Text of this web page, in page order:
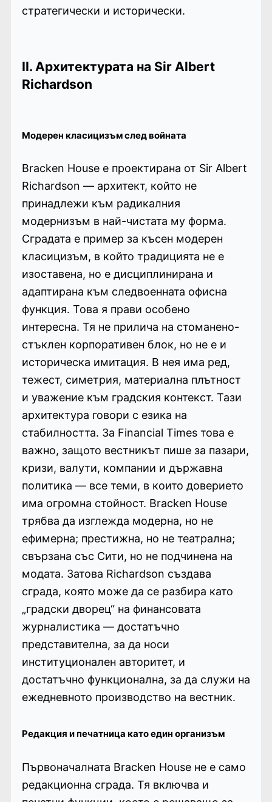
стратегически и исторически.
II. Архитектурата на Sir Albert
Richardson
Модерен класицизъм след войната
Bracken House е проектирана от Sir Albert
Richardson — архитект, който не
принадлежи към радикалния
модернизъм в най-чистата му форма.
Сградата е пример за късен модерен
класицизъм, в който традицията не е
изоставена, но е дисциплинирана и
адаптирана към следвоенната офисна
функция. Това я прави особено
интересна. Тя не прилича на стоманено-
стъклен корпоративен блок, но не е и
историческа имитация. В нея има ред,
тежест, симетрия, материална плътност
и уважение към градския контекст. Тази
архитектура говори с езика на
стабилността. За Financial Times това е
важно, защото вестникът пише за пазари,
кризи, валути, компании и държавна
политика — все теми, в които доверието
има огромна стойност. Bracken House
трябва да изглежда модерна, но не
ефимерна; престижна, но не театрална;
свързана със Сити, но не подчинена на
модата. Затова Richardson създава
сграда, която може да се разбира като
„градски дворец“ на финансовата
журналистика — достатъчно
представителна, за да носи
институционален авторитет, и
достатъчно функционална, за да служи на
ежедневното производство на вестник.
Редакция и печатница като един организъм
Първоначалната Bracken House не е само
редакционна сграда. Тя включва и